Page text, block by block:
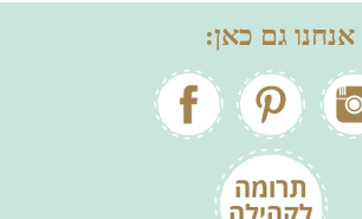
אנחנו גם כאן: